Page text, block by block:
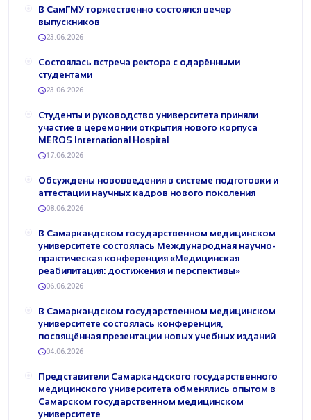
В СамГМУ торжественно состоялся вечер
выпускников
23.06.2026
Состоялась встреча ректора с одарёнными
студентами
23.06.2026
Студенты и руководство университета приняли
участие в церемонии открытия нового корпуса
MEROS International Hospital
17.06.2026
Обсуждены нововведения в системе подготовки и
аттестации научных кадров нового поколения
08.06.2026
В Самаркандском государственном медицинском
университете состоялась Международная научно-
практическая конференция «Медицинская
реабилитация: достижения и перспективы»
06.06.2026
В Самаркандском государственном медицинском
университете состоялась конференция,
посвящённая презентации новых учебных изданий
04.06.2026
Представители Самаркандского государственного
медицинского университета обменялись опытом в
Самарском государственном медицинском
университете